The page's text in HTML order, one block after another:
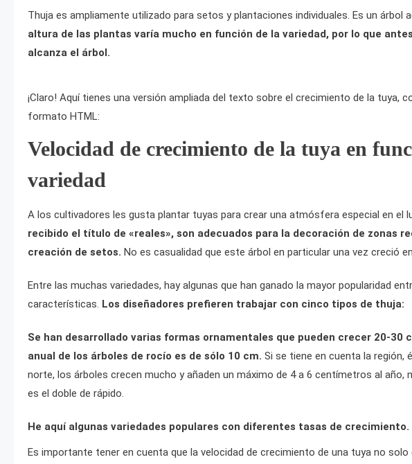
Thuja es ampliamente utilizado para setos y plantaciones individuales. Es un árbol
altura de las plantas varía mucho en función de la variedad, por lo que
alcanza el árbol.
¡Claro! Aquí tienes una versión ampliada del texto sobre el crecimiento de la tuya,
formato HTML:
Velocidad de crecimiento de la tuya en
variedad
A los cultivadores les gusta plantar tuyas para crear una atmósfera especial en el
recibido el título de «reales», son adecuados para la decoración de zonas
creación de setos. No es casualidad que este árbol en particular una vez creció
Entre las muchas variedades, hay algunas que han ganado la mayor popularidad
características. Los diseñadores prefieren trabajar con cinco tipos de thuja:
Se han desarrollado varias formas ornamentales que pueden crecer 20-30
anual de los árboles de rocío es de sólo 10 cm. Si se tiene en cuenta la región,
norte, los árboles crecen mucho y añaden un máximo de 4 a 6 centímetros al
es el doble de rápido.
He aquí algunas variedades populares con diferentes tasas de crecimiento.
Es importante tener en cuenta que la velocidad de crecimiento de una tuya no solo